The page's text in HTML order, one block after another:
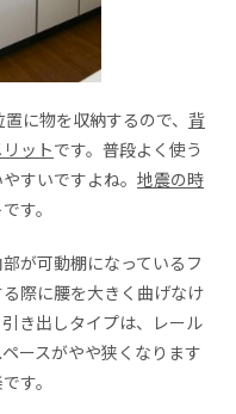
に物を収納するので、 背
ットです。普段よく使う
すいですよね。 地震の時
す。
が可動棚になっているフ
際に腰を大きく曲げなけ
き出しタイプは、レール
ースがやや狭くなります
す。